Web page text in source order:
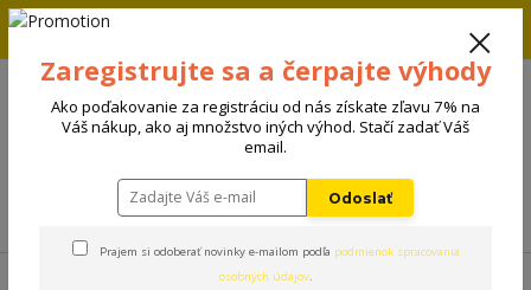
Zľava 5% na prvú objednávku. Zadaj kód FIRST5 a zľava sa
+421 908 198 133 (Po-Pia, 8-15 hod.)
zee.dog Columbia Leash
Zaregistrujte sa a čerpajte výhody
Ako poďakovanie za registráciu od nás získate zľavu 7% na
Váš nákup, ako aj množstvo iných výhod. Stačí zadať Váš
email.
Odoslať
Prajem si odoberať novinky e-mailom podľa podmienok spracovania
osobných údajov.